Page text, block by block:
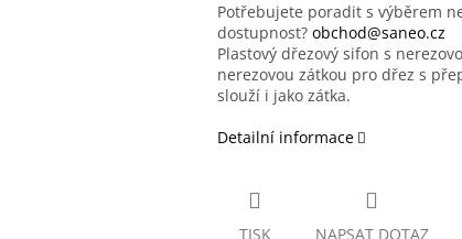
Potřebujete poradit s výběrem
dostupnost? obchod@saneo.cz
Plastový dřezový sifon s
nerezovou zátkou pro dřez s
slouží i jako zátka.
Detailní informace
TISK NAPSAT DOTAZ